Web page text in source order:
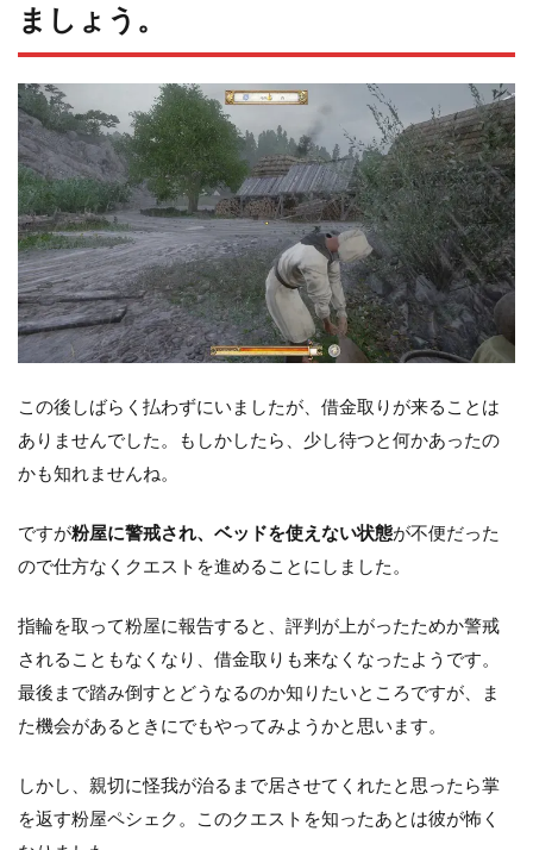
ましょう。
この後しばらく払わずにいましたが、借金取りが来ることは
ありませんでした。もしかしたら、少し待つと何かあったの
かも知れませんね。
ですが粉屋に警戒され、ベッドを使えない状態が不便だった
ので仕方なくクエストを進めることにしました。
指輪を取って粉屋に報告すると、評判が上がったためか警戒
されることもなくなり、借金取りも来なくなったようです。
最後まで踏み倒すとどうなるのか知りたいところですが、ま
た機会があるときにでもやってみようかと思います。
しかし、親切に怪我が治るまで居させてくれたと思ったら掌
を返す粉屋ペシェク。このクエストを知ったあとは彼が怖く